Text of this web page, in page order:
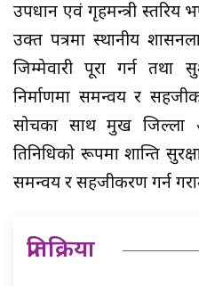
उपप्रधान एवं गृहमन्त्री
उक्त पत्रमा स्थानीय
जिम्मेवारी पूरा गर्न तथा
निर्माणमा समन्वय र
सोचका साथ प्रमुख जिल्ला
प्रतिनिधिको रूपमा शान्ति
समन्वय र सहजीकरण गर्न
प्रतिक्रिया